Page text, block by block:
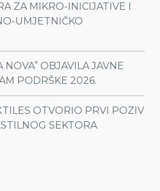
ZA MIKRO-INICIJATIVE I
UMJETNIČKO
NOVA” OBJAVILA JAVNE
PODRŠKE 2026.
OTVORIO PRVI POZIV
SEKTORA